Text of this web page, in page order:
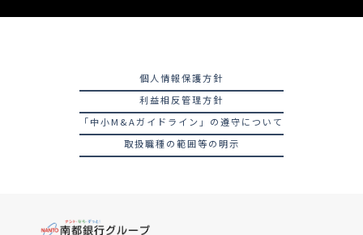
個人情報保護方針
利益相反管理方針
「中小M&Aガイドライン」の遵守について
取扱職種の範囲等の明示